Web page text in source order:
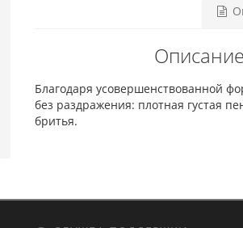
Благодаря усовершенствованной
без раздражения: плотная густая
бритья.